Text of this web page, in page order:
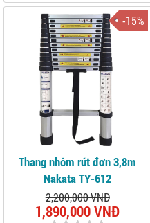
-15%
Thang nhôm rút đơn 3,8m
Nakata TY-612
2,200,000 VNĐ
1,890,000 VNĐ